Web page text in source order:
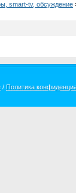
smart-tv, обсуждение
/ Политика